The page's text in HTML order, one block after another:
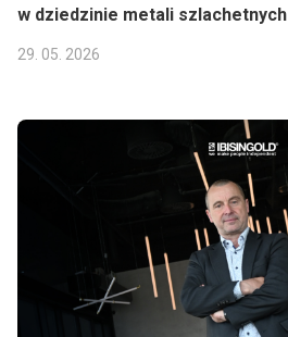
w dziedzinie metali szlachetnych
29. 05. 2026